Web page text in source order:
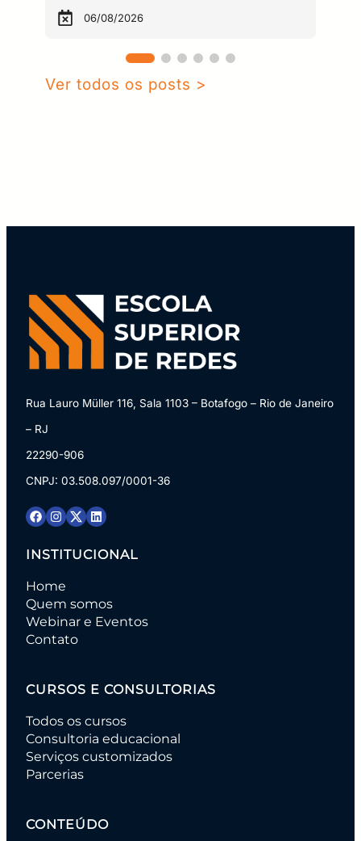
06/08/2026
Ver todos os posts >
Rua Lauro Müller 116, Sala 1103 – Botafogo – Rio de Janeiro
– RJ
22290-906
CNPJ: 03.508.097/0001-36
INSTITUCIONAL
Home
Quem somos
Webinar e Eventos
Contato
CURSOS E CONSULTORIAS
Todos os cursos
Consultoria educacional
Serviços customizados
Parcerias
CONTEÚDO